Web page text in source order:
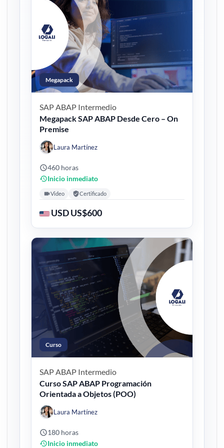
Megapack
SAP ABAP Intermedio
Megapack SAP ABAP Desde Cero – On
Premise
Laura Martínez
460 horas
Inicio inmediato
Video Certificado
USD US$600
Curso
SAP ABAP Intermedio
Curso SAP ABAP Programación
Orientada a Objetos (POO)
Laura Martínez
180 horas
Inicio inmediato